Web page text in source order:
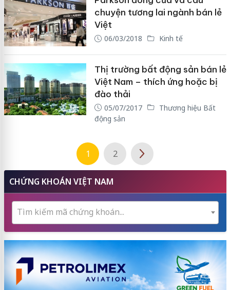
chuyện tương lai ngành bán lẻ
Việt
06/03/2018 Kinh tế
Thị trường bất động sản bán lẻ
Việt Nam – thích ứng hoặc bị
đào thải
05/07/2017
Thương hiệu Bất
động sản
1 2
CHỨNG KHOÁN VIỆT NAM
Tìm kiếm mã chứng khoán...